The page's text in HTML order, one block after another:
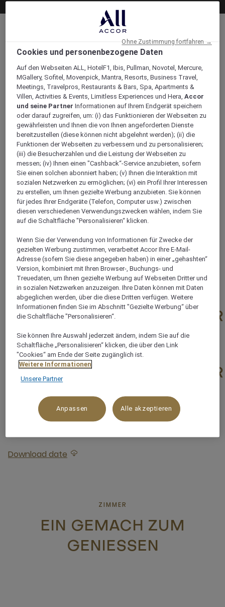
EINE NIL-KREUZFAHRT
DER BESONDEREN ART
Die Mövenpick SB Feddya ist ein Boutique-Segelschiff,
das zwischen Luxor und Aswan den Nil befährt und
fantastisch Landausflüge zu den antiken Wundern
Ägyptens ermöglicht. Mit nur vier Suiten an Bord der
Feddya vermittelt dieses neue und exklusive Konzept
auf dem Nil das Gefühl, als würden Sie auf Ihrer
eigenen Jacht über den Fluss fahren. Seit der Zeit der
Pharaonen war die Schifffahrt die traditionelle Art zu
Reisen und heutzutage wurde das Erlebnis um
Unterkünfte bereichert.
REISESTRECKE MIT 7
Download date
REISESTRECKE MIT 7
Download date
Anhang herunterladen REISESTRECKE MIT 7 ÜBERNACHTUNGEN LUXOR – ASSUAN
Download date
Anhang herunterladen REISETERMINE 2021
ZIMMER
EIN GEMACH ZUM
GENIESSEN
Cookies und personenbezogene Daten
Auf den Webseiten ALL, HotelF1, Ibis, Pullman, Novotel, Mercure,
MGallery, Sofitel, Movenpick, Mantra, Resorts, Business Travel,
Meetings, Travelpros, Restaurants & Bars, Spa, Apartments &
Villen, Activities & Events, Limitless Experiences und Hera,Accor
und seine Partner Informationen auf Ihrem Endgerät speichern
oder darauf zugreifen, um: (i) das Funktionieren der Webseiten zu
gewährleisten und Ihnen die von Ihnen angeforderten Dienste
bereitzustellen (diese können nicht abgelehnt werden); (ii) die
Funktionen der Webseiten zu verbessern und zu personalisieren;
(iii) die Besucherzahlen und die Leistung der Webseiten zu
messen; (iv) Ihnen einen "Cashback“-Service anzubieten, sofern
Sie einen solchen abonniert haben; (v) Ihnen die Interaktion mit
sozialen Netzwerken zu ermöglichen; (vi) ein Profil Ihrer Interessen
zu erstellen, um Ihnen gezielte Werbung anzubieten. Sie können
für jedes Ihrer Endgeräte (Telefon, Computer usw.) zwischen
diesen verschiedenen Verwendungszwecken wählen, indem Sie
auf die Schaltfläche "Personalisieren“ klicken.
Wenn Sie der Verwendung von Informationen für Zwecke der
gezielten Werbung zustimmen, verarbeitet Accor Ihre E-Mail-
Adresse (sofern Sie diese angegeben haben) in einer „gehashten“
Version, kombiniert mit Ihren Browser-, Buchungs- und
Treuedaten, um Ihnen gezielte Werbung auf Webseiten Dritter und
in sozialen Netzwerken anzuzeigen. Ihre Daten können mit Daten
abgeglichen werden, über die diese Dritten verfügen. Weitere
Informationen finden Sie im Abschnitt "Gezielte Werbung“ über
die Schaltfläche "Personalisieren“.
Sie können Ihre Auswahl jederzeit ändern, indem Sie auf die
Schaltfläche „Personalisieren“ klicken, die über den Link
"Cookies“ am Ende der Seite zugänglich ist.
Weitere Informationen
Unsere Partner
Anpassen Alle akzeptieren
Ohne Zustimmung fortfahren →